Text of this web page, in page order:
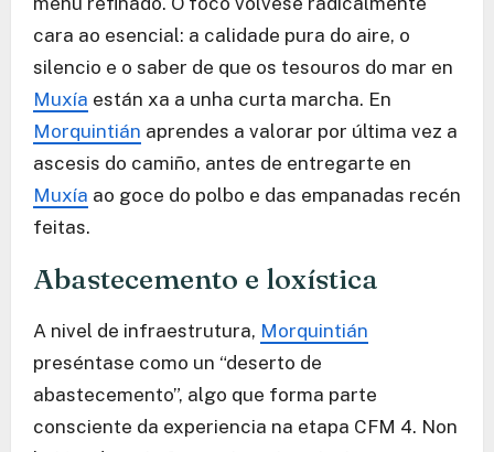
cara ao esencial: a calidade pura do aire, o
silencio e o saber de que os tesouros do mar en
Muxía están xa a unha curta marcha. En
Morquintián aprendes a valorar por última vez a
ascesis do camiño, antes de entregarte en
Muxía ao goce do polbo e das empanadas recén
feitas.
Abastecemento e loxística
A nivel de infraestrutura, Morquintián
preséntase como un “deserto de
abastecemento”, algo que forma parte
consciente da experiencia na etapa CFM 4. Non